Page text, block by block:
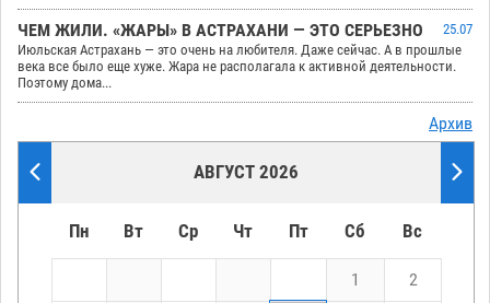
ЧЕМ ЖИЛИ. «ЖАРЫ» В АСТРАХАНИ — ЭТО СЕРЬЕЗНО
25.07
Июльская Астрахань — это очень на любителя. Даже сейчас. А в прошлые
века все было еще хуже. Жара не располагала к активной деятельности.
Поэтому дома...
Архив
АВГУСТ 2026
Пн Вт Ср Чт Пт Сб Вс
1 2